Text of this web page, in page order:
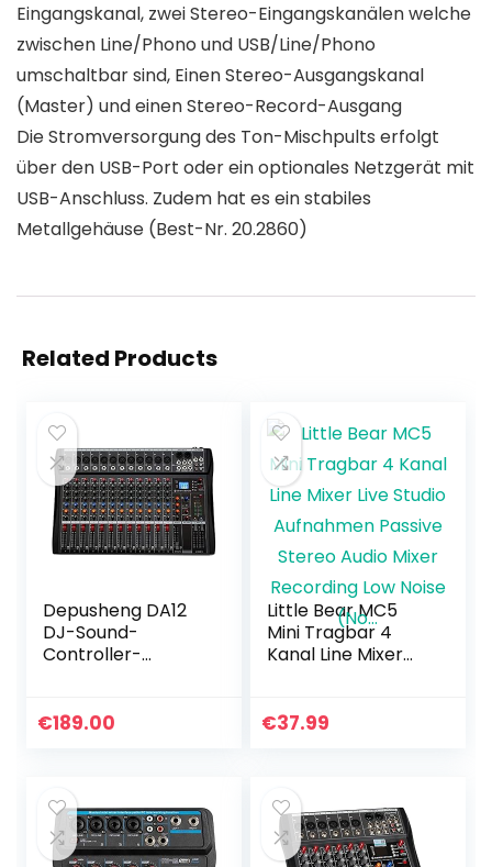
Eingangskanal, zwei Stereo-Eingangskanälen welche
zwischen Line/Phono und USB/Line/Phono
umschaltbar sind, Einen Stereo-Ausgangskanal
(Master) und einen Stereo-Record-Ausgang
Die Stromversorgung des Ton-Mischpults erfolgt
über den USB-Port oder ein optionales Netzgerät mit
USB-Anschluss. Zudem hat es ein stabiles
Metallgehäuse (Best-Nr. 20.2860)
Related Products
Depusheng DA12
DJ-Sound-
Controller-
Computeraufnah
€189.00
Little Bear MC5
Mini Tragbar 4
Kanal Line Mixer
Passive Stereo
€37.99